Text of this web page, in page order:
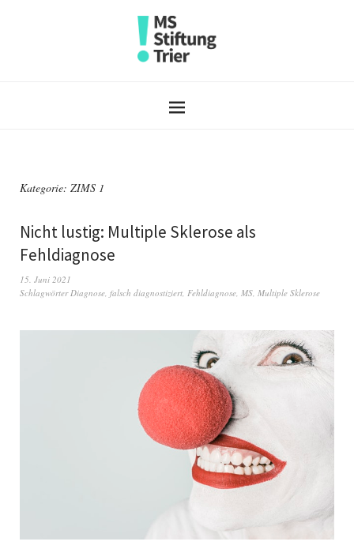
Kategorie: ZIMS 1
Nicht lustig: Multiple Sklerose als
Fehldiagnose
15. Juni 2021
Schlagwörter Diagnose falsch diagnostiziert Fehldiagnose MS Multiple Sklerose